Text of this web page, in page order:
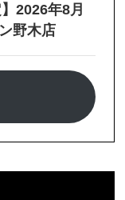
2026年8月
野木店